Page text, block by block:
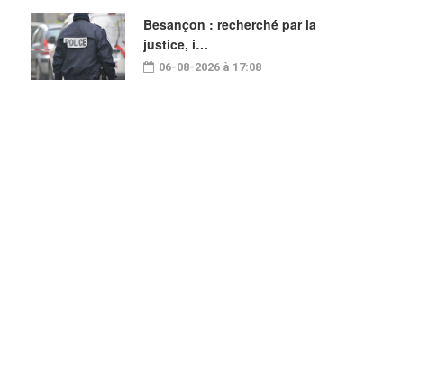
Besançon : recherché par la
justice, i…
06-08-2026 à 17:08